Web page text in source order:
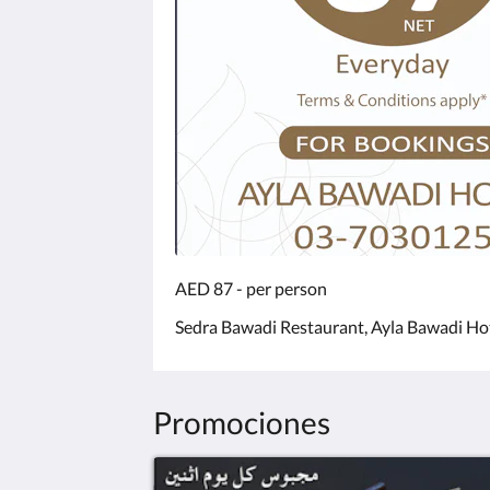
AED 87 - per person
Sedra Bawadi Restaurant, Ayla Bawadi
Promociones